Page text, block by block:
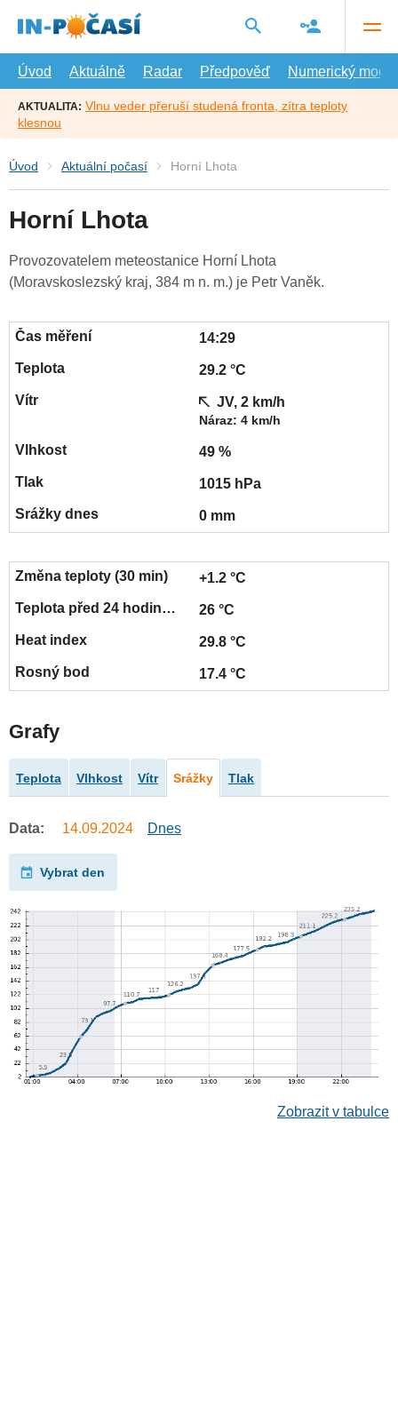
hlavní
Úvod
Aktuálně Radar Předpověď Numerický model
AKTUALITA: Vlnu veder přeruší studená fronta, zítra teploty
klesnou
Úvod Aktuální počasí Horní Lhota
Horní Lhota
Provozovatelem meteostanice Horní Lhota
(Moravskoslezský kraj, 384 m n. m.) je Petr Vaněk.
14:29
29.2 °C
JV, 2 km/h
Náraz: 4 km/h
49 %
1015 hPa
0 mm
+1.2 °C
26 °C
29.8 °C
17.4 °C
Grafy
Teplota Vlhkost Vítr Srážky Tlak
Data: 14.09.2024 Dnes
Vybrat den
Zobrazit v tabulce